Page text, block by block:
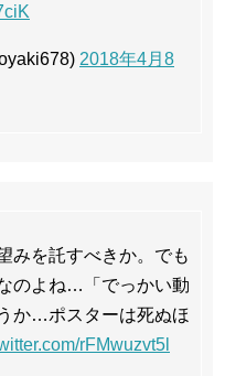
2018年4月8
みを託すべきか。でも
のよね…「でっかい動
か…ポスターは死ぬほ
rFMwuzvt5l